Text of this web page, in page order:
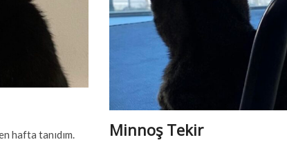
hafta tanıdım.
Minnoş Tekir